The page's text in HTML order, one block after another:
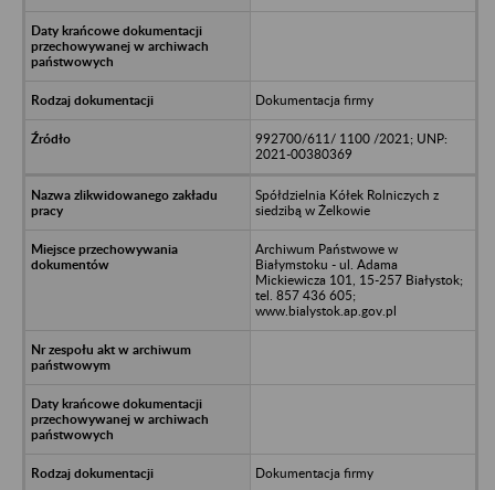
Dokumentacja firmy
992700/611/ 1100 /2021; UNP:
2021-00380369
Spółdzielnia Kółek Rolniczych z
siedzibą w Żelkowie
Archiwum Państwowe w
Białymstoku - ul. Adama
Mickiewicza 101, 15-257 Białystok;
tel. 857 436 605;
www.bialystok.ap.gov.pl
Dokumentacja firmy